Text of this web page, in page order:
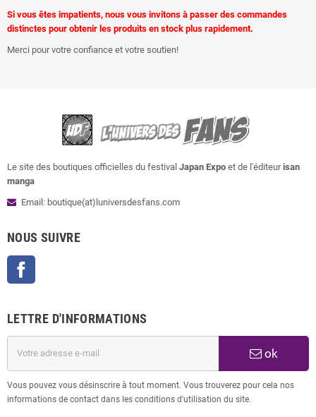
Si vous êtes impatients, nous vous invitons à passer des commandes
distinctes pour obtenir les produits en stock plus rapidement.
Merci pour votre confiance et votre soutien!
Le site des boutiques officielles du festival Japan Expo et de l'éditeurisan
manga
Email: boutique(at)luniversdesfans.com
NOUS SUIVRE
LETTRE D'INFORMATIONS
ok
Vous pouvez vous désinscrire à tout moment. Vous trouverez pour cela nos
informations de contact dans les conditions d'utilisation du site.